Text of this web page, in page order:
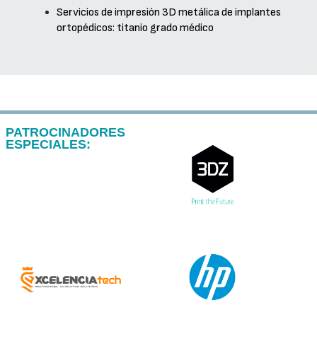
Servicios de impresión 3D metálica de implantes
ortopédicos: titanio grado médico
PATROCINADORES
ESPECIALES: